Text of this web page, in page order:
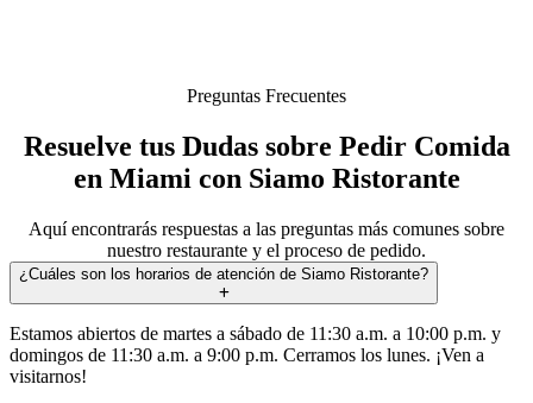
Preguntas Frecuentes
Resuelve tus Dudas sobre Pedir Comida
en Miami con Siamo Ristorante
Aquí encontrarás respuestas a las preguntas más comunes sobre
nuestro restaurante y el proceso de pedido.
¿Cuáles son los horarios de atención de Siamo Ristorante?
Estamos abiertos de martes a sábado de 11:30 a.m. a 10:00 p.m. y
domingos de 11:30 a.m. a 9:00 p.m. Cerramos los lunes. ¡Ven a
visitarnos!